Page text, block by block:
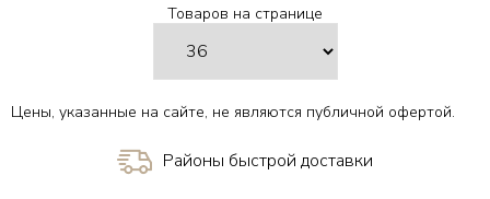
В 1 клик
Товаров на странице
Цены, указанные на сайте, не являются публичной офертой.
Районы быстрой доставки